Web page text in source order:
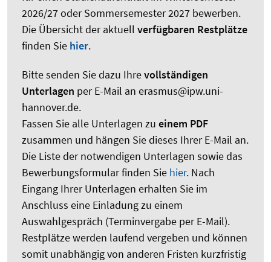
2026/27 oder Sommersemester 2027 bewerben.
Die Übersicht der aktuell verfügbaren Restplätze
finden Sie hier.
Bitte senden Sie dazu Ihrevollständigen
Unterlagen per E-Mail an erasmus@ipw.uni-
hannover.de.
Fassen Sie alle Unterlagen zu einem PDF
zusammen und hängen Sie dieses Ihrer E-Mail an.
Die Liste der notwendigen Unterlagen sowie das
Bewerbungsformular finden Sie hier. Nach
Eingang Ihrer Unterlagen erhalten Sie im
Anschluss eine Einladung zu einem
Auswahlgespräch (Terminvergabe per E-Mail).
Restplätze werden laufend vergeben und können
somit unabhängig von anderen Fristen kurzfristig